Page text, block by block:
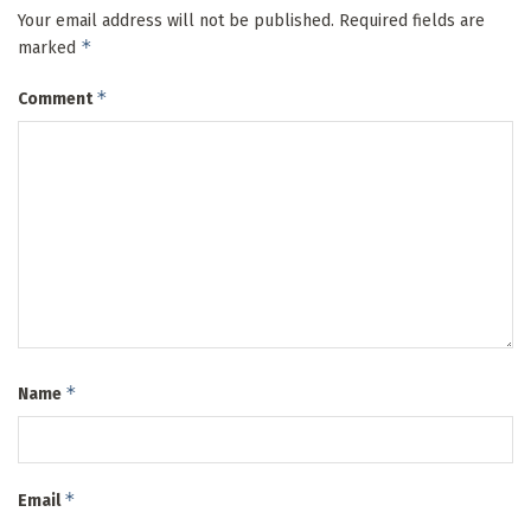
Your email address will not be published. Required fields are
marked *
Comment*
Name *
Email*